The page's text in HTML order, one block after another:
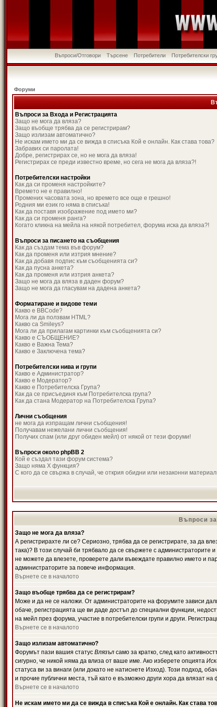
Въпроси/Отговори Търсене Потребители Потребителски
Форуми
Въпроси за Входа и Регистрацията
Защо не мога да вляза?
Защо въобще трябва да се регистрирам?
Защо излизам автоматично?
Не искам името ми да се вижда в списъка Кой е онлайн. Как става това?
Забравих си паролата!
Добре, регистрирах се, но не мога да вляза!
Регистрирах се преди известно време, но сега не мога да вляза?!
Потребителски настройки
Как да си променя настройките?
Времето не е правилно!
Промених часовата зона, но времето все още е грешно!
Родния ми език го няма в списъка!
Как да поставя изображение под името ми?
Как да си променя ранга?
Когато кликна на мейла на някой потребител, форума иска да вляза?!
Въпроси за писането на съобщения
Как да създам тема във форум?
Как да променя или изтрия мнение?
Как да добавя подпис към съобщенията си?
Как да пусна анкета?
Как да променя или изтрия анкета?
Защо не мога да вляза в даден форум?
Защо не мога да гласувам на дадена анкета?
Форматиране и видове теми
Какво е BBCode?
Мога ли да ползвам HTML?
Какво са Smileys?
Мога ли да прилагам картинки към съобщенията си?
Какво е СЪОБЩЕНИЕ?
Какво е Важна Тема?
Какво е Заключена тема?
Потребителски нива и групи
Какво е Администратор?
Какво е Модератор?
Какво е Потребителска Група?
Как да се присъединя към Потребителска група?
Как да стана Модератор на Потребителска Група?
Лични съобщения
не мога да изпращам лични съобщения!
Получавам нежелани лични съобщения!
Получих спам (или друг обиден мейл) от някой от тези форуми!
Въпроси около phpBB 2
Кой е създал тази форум система?
Защо няма X функция?
С кого да се свържа в случай, че открия обидни или незаконни
Въпроси
Защо не мога да вляза?
А регистрирахте ли се? Сериозно, трябва да се регистрирате, за да
така)? В този случай би трябвало да се свържете с администраторите
не можете да влезете, проверете дали въвеждате правилно името и
администраторите за повече информация.
Върнете се в началото
Защо въобще трябва да се регистрирам?
Може и да не се наложи. От администраторите на форумите зависи
обаче, регистрацията ще ви даде достъп до специални функции,
на мейл през форума, участие в потребителски групи и други.
Върнете се в началото
Защо излизам автоматично?
Форумът пази вашия статус Влязъл само за кратко, след като
сигурно, че никой няма да влиза от ваше име. Ако изберете опцията
статуса ви за винаги (или докато не натиснете Изход). Този подход,
и прочие публични места, тъй като е възможно други хора да влязат
Върнете се в началото
Не искам името ми да се вижда в списъка Кой е онлайн. Как става